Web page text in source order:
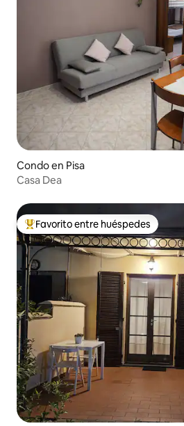
Condo en Pisa
Casa Dea
Favorito entre huéspedes preferido
Favorito entre huéspedes